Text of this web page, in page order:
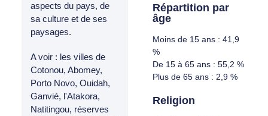
aspects du pays, de
sa culture et de ses
paysages.
A voir : les villes de
Cotonou, Abomey,
Porto Novo, Ouidah,
Ganvié, l'Atakora,
Natitingou, réserves
Répartition par
âge
Moins de 15 ans : 41,9
%
De 15 à 65 ans : 55,2 %
Plus de 65 ans : 2,9 %
Religion